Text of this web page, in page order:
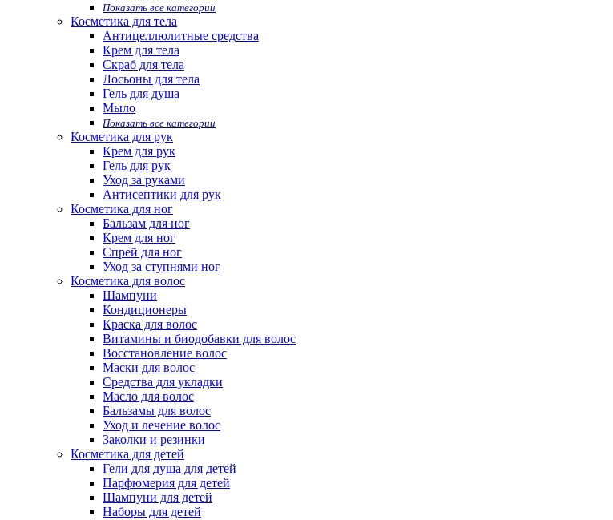
Показать все категории
Косметика для тела
Антицеллюлитные средства
Крем для тела
Скраб для тела
Лосьоны для тела
Гель для душа
Мыло
Показать все категории
Косметика для рук
Крем для рук
Гель для рук
Уход за руками
Антисептики для рук
Косметика для ног
Бальзам для ног
Крем для ног
Спрей для ног
Уход за ступнями ног
Косметика для волос
Шампуни
Кондиционеры
Краска для волос
Витамины и биодобавки для волос
Восстановление волос
Маски для волос
Средства для укладки
Масло для волос
Бальзамы для волос
Уход и лечение волос
Заколки и резинки
Косметика для детей
Гели для душа для детей
Парфюмерия для детей
Шампуни для детей
Наборы для детей